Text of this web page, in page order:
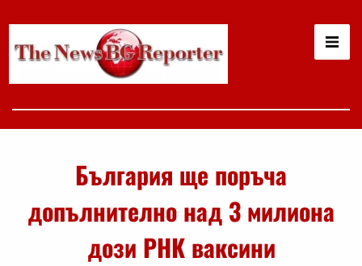
България ще поръча
допълнително над 3 милиона
дози РНК ваксини